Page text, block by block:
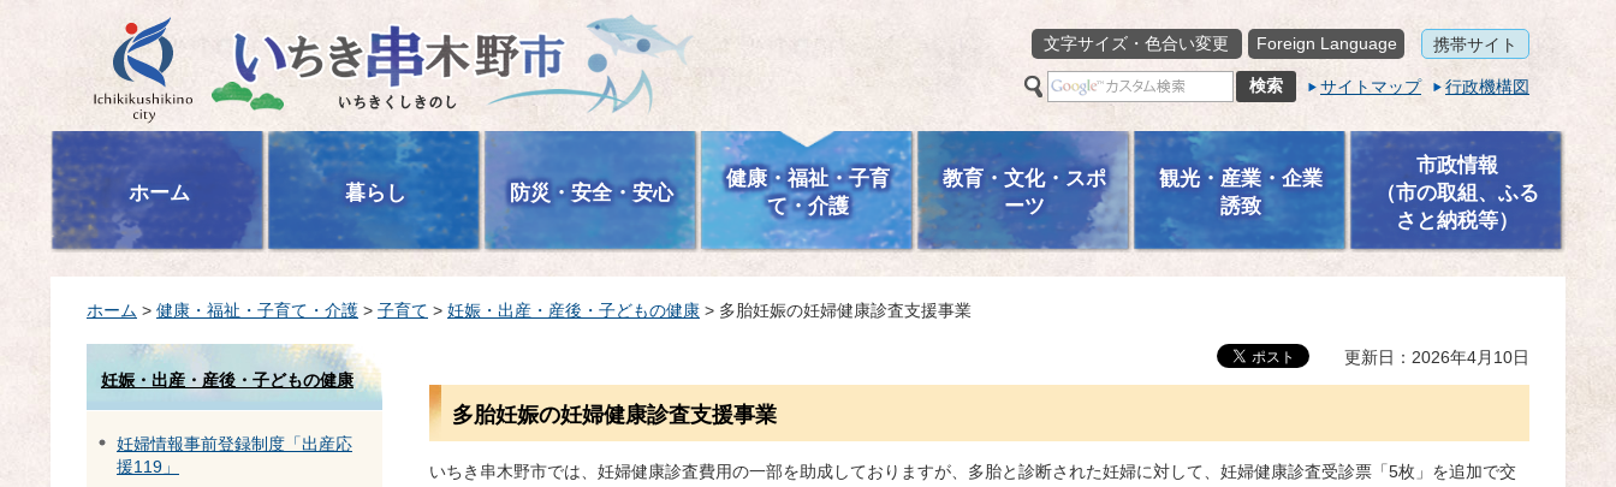
いちき串木野市
文字サイズ・色合い変更
Foreign Language 携帯サイト
サイトマップ 行政機構図
ホーム 暮らし 防災・安全・安心
健康・福祉・子育
て・介護
教育・文化・スポ
ーツ
観光・産業・企業
誘致
市政情報
（市の取組、ふる
さと納税等）
ホーム > 健康・福祉・子育て・介護 > 子育て > 妊娠・出産・産後・子どもの健康 > 多胎妊娠の妊婦健康診査支援事業
妊娠・出産・産後・子どもの健康
妊婦情報事前登録制度「出産応
援119」
更新日：2026年4月10日
多胎妊娠の妊婦健康診査支援事業
いちき串木野市では、妊婦健康診査費用の一部を助成しておりますが、多胎と診断された妊婦に対して、妊婦健康診査受診票「5枚」を追加で交